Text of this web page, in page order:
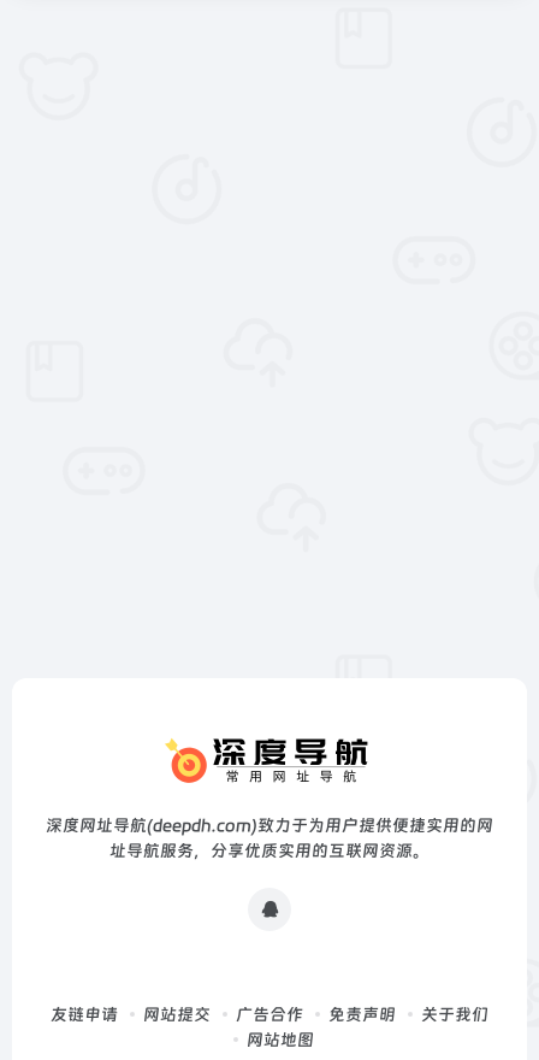
深度网址导航(deepdh.com)致力于为用户提供便捷实用的网
址导航服务，分享优质实用的互联网资源。
友链申请 网站提交 广告合作 免责声明
关于我们
网站地图